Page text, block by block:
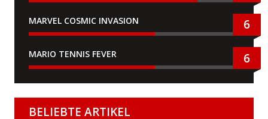
MARVEL COSMIC INVASION 6
MARIO TENNIS FEVER 6
BELIEBTE ARTIKEL